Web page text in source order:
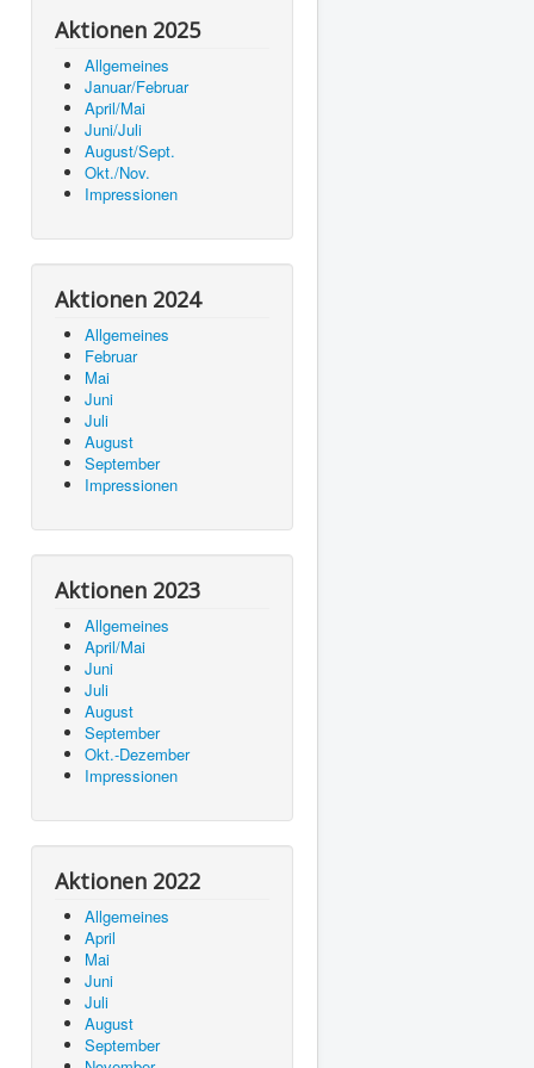
Aktionen 2025
Allgemeines
Januar/Februar
April/Mai
Juni/Juli
August/Sept.
Okt./Nov.
Impressionen
Aktionen 2024
Allgemeines
Februar
Mai
Juni
Juli
August
September
Impressionen
Aktionen 2023
Allgemeines
April/Mai
Juni
Juli
August
September
Okt.-Dezember
Impressionen
Aktionen 2022
Allgemeines
April
Mai
Juni
Juli
August
September